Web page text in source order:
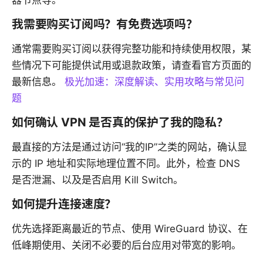
我需要购买订阅吗？有免费选项吗？
通常需要购买订阅以获得完整功能和持续使用权限，某
些情况下可能提供试用或退款政策，请查看官方页面的
最新信息。 极光加速：深度解读、实用攻略与常见问
题
如何确认 VPN 是否真的保护了我的隐私？
最直接的方法是通过访问“我的IP”之类的网站，确认显
示的 IP 地址和实际地理位置不同。此外，检查 DNS
是否泄漏、以及是否启用 Kill Switch。
如何提升连接速度？
优先选择距离最近的节点、使用 WireGuard 协议、在
低峰期使用、关闭不必要的后台应用对带宽的影响。